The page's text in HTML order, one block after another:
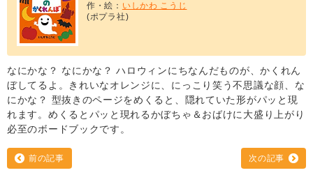
作・絵： いしかわ こうじ
(ポプラ社)
なにかな？ なにかな？ ハロウィンにちなんだものが、かくれん
ぼしてるよ。きれいなオレンジに、にっこり笑う不思議な顔、な
にかな？ 型抜きのページをめくると、隠れていた形がパッと現
れます。めくるとパッと現れるかぼちゃ＆おばけに大盛り上がり
必至のボードブックです。
前の記事 次の記事